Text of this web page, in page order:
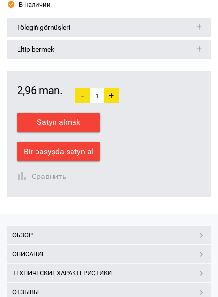
В наличии
Tölegiň görnüşleri
Eltip bermek
2,96 man. - +
Satyn almak
Bir basyşda satyn al
Сравнить
ОБЗОР
ОПИСАНИЕ
ТЕХНИЧЕСКИЕ ХАРАКТЕРИСТИКИ
ОТЗЫВЫ